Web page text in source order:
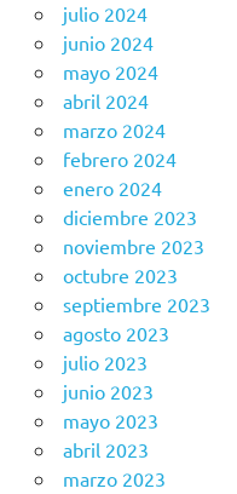
julio 2024
junio 2024
mayo 2024
abril 2024
marzo 2024
febrero 2024
enero 2024
diciembre 2023
noviembre 2023
octubre 2023
septiembre 2023
agosto 2023
julio 2023
junio 2023
mayo 2023
abril 2023
marzo 2023